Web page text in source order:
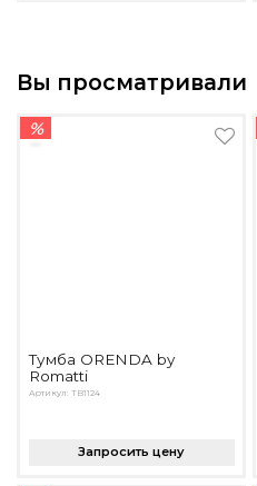
Вы просматривали
%
Тумба ORENDA by
Romatti
Артикул: TB1124
Запросить цену